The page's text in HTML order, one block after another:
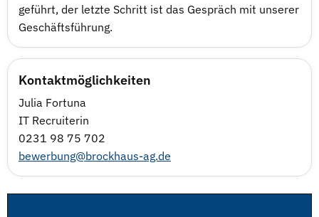
geführt, der letzte Schritt ist das Gespräch mit unserer
Geschäftsführung.
Kontaktmöglichkeiten
Julia Fortuna
IT Recruiterin
0231 98 75 702
bewerbung@brockhaus-ag.de